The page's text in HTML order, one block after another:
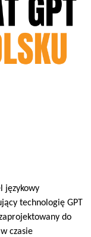
językowy
technologię GPT
do
czasie